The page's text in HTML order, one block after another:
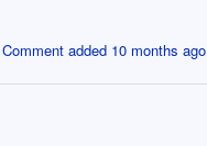
Comment added 10 months ago